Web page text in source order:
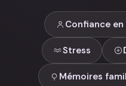
Confiance en
Stress
Mémoires